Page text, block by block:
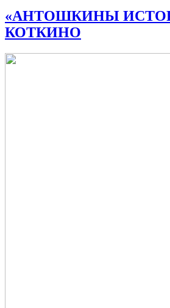
«АНТОШКИНЫ
КОТКИНО